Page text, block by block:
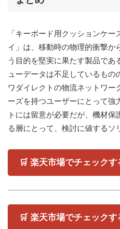
「キーボード用クッションケー
イ」は、移動時の物理的衝撃か
う目的を堅実に果たす製品であ
ューデータは不足しているもの
ワダイレクトの物流ネットワー
ーズを持つユーザーにとって強
トには留意が必要だが、機材
る層にとって、検討に値するソ
🛒 楽天市場でチェックす
🛒 楽天市場でチェックす